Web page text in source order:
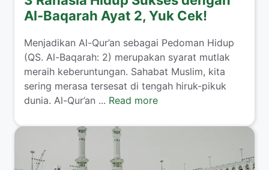
Al-Baqarah Ayat 2, Yuk Cek!
Menjadikan Al-Qur’an sebagai Pedoman Hidup
(QS. Al-Baqarah: 2) merupakan syarat mutlak
meraih keberuntungan. Sahabat Muslim, kita
sering merasa tersesat di tengah hiruk-pikuk
dunia. Al-Qur’an ... Read more